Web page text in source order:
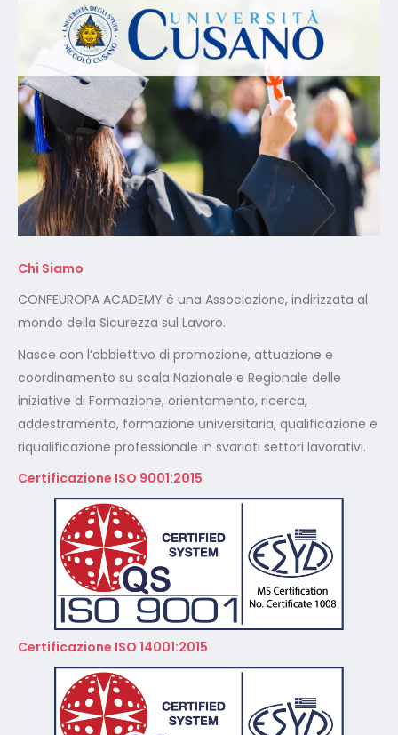
Chi Siamo
CONFEUROPA ACADEMY è una Associazione, indirizzata al
mondo della Sicurezza sul Lavoro.
Nasce con l’obbiettivo di promozione, attuazione e
coordinamento su scala Nazionale e Regionale delle
iniziative di Formazione, orientamento, ricerca,
addestramento, formazione universitaria, qualificazione e
riqualificazione professionale in svariati settori lavorativi.
Certificazione ISO 9001:2015
Certificazione ISO 14001:2015